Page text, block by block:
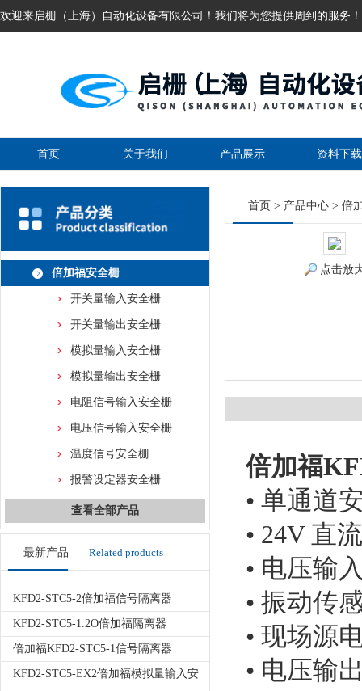
欢迎来启栅（上海）自动化设备有限公司！我们将为您提供周到的服务！
首页 关于我们 产品展示 资料下载
倍加福安全栅
开关量输入安全栅
开关量输出安全栅
模拟量输入安全栅
模拟量输出安全栅
电阻信号输入安全栅
电压信号输入安全栅
温度信号安全栅
报警设定器安全栅
查看全部产品
最新产品 Related products
KFD2-STC5-2倍加福信号隔离器
KFD2-STC5-1.2O倍加福隔离器
倍加福KFD2-STC5-1信号隔离器
KFD2-STC5-EX2倍加福模拟量输入安
首页 > 产品中心 > 倍
点击放
倍加福
• 单通道
• 24V 直
• 电压输
• 振动传
• 现场源
• 电压输